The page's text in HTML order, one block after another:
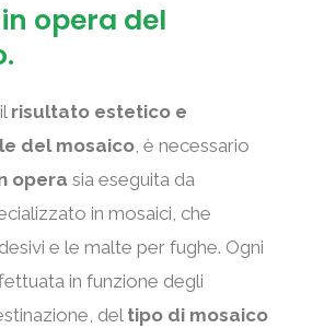
opera del
risultato estetico e
del mosaico, è necessario
opera sia eseguita da
in mosaici, che
e le malte per fughe. Ogni
in funzione degli
del tipo di mosaico